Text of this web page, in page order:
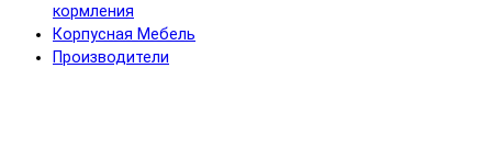
кормления
Корпусная Мебель
Производители